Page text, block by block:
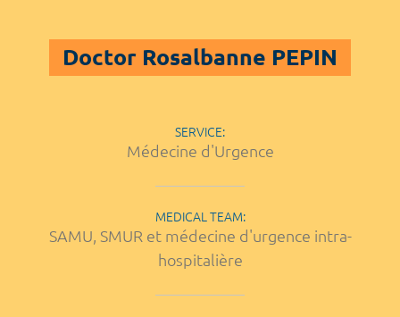
Doctor Rosalbanne PEPIN
SERVICE:
Médecine d'Urgence
MEDICAL TEAM:
SAMU, SMUR et médecine d'urgence intra-
hospitalière